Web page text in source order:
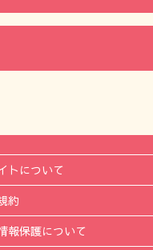
トについて
約
報保護について